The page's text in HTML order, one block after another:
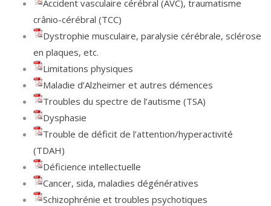
Accident vasculaire cérébral (AVC), traumatisme
crânio-cérébral (TCC)
Dystrophie musculaire, paralysie cérébrale, sclérose
en plaques, etc.
Limitations physiques
Maladie d’Alzheimer et autres démences
Troubles du spectre de l’autisme (TSA)
Dysphasie
Trouble de déficit de l’attention/hyperactivité
(TDAH)
Déficience intellectuelle
Cancer, sida, maladies dégénératives
Schizophrénie et troubles psychotiques